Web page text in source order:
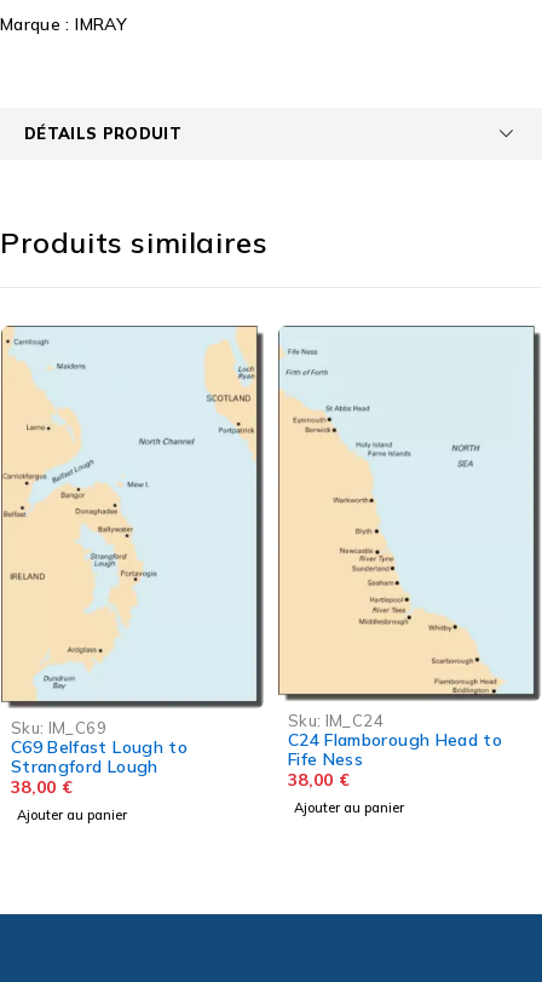
Marque :IMRAY
DÉTAILS PRODUIT
Produits similaires
Sku: IM_C69
C69 Belfast Lough to
Strangford Lough
38,00 €
Ajouter au panier
Sku: IM_C24
C24 Flamborough Head to
Fife Ness
38,00 €
Ajouter au panier